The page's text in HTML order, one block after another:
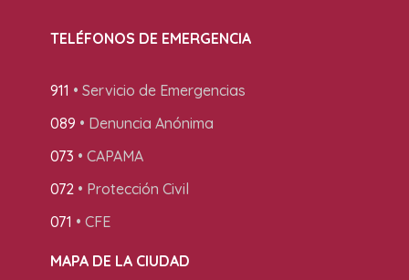
TELÉFONOS DE EMERGENCIA
911 • Servicio de Emergencias
089 • Denuncia Anónima
073 • CAPAMA
072 • Protección Civil
071 • CFE
MAPA DE LA CIUDAD